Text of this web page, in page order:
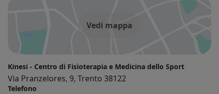
Vedi mappa
Kinesi - Centro di Fisioterapia e Medicina dello Sport
Via Pranzelores, 9, Trento 38122
Telefono